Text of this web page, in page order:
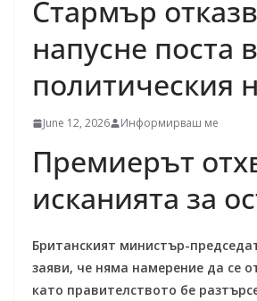
Стармър
напусне поста
политическия
June 12, 2026 Информирваш ме
Премиерът
исканията за
Британският министър-
заяви, че няма намерение да се
като правителството бе